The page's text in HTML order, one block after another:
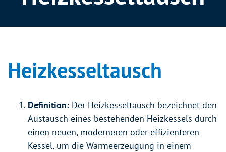
Heizkesseltausch
Definition: Der Heizkesseltausch bezeichnet den
Austausch eines bestehenden Heizkessels durch
einen neuen, moderneren oder effizienteren
Kessel, um die Wärmeerzeugung in einem